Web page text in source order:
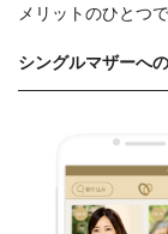
メリットのひとつで
シングルマザーへ